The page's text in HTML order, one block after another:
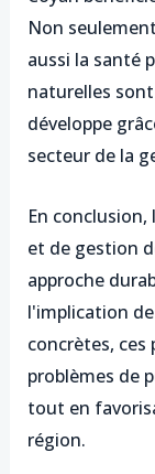
Non
aussi la santé
naturelles
développe
secteur de la
En
et de gestion
approche
l'implication
concrètes,
problèmes de
tout en
région.